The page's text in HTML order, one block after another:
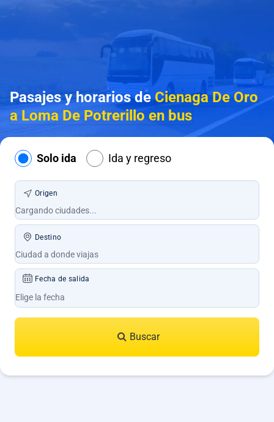
Pasajes y horarios deCienaga De Oro
a Loma De Potrerillo en bus
Solo ida Ida y regreso
Origen
Destino
Fecha de salida
Buscar